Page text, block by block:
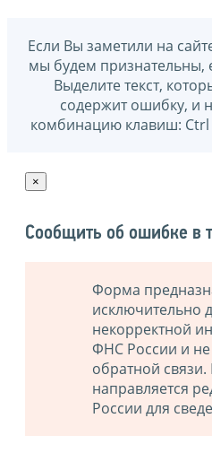
Если Вы заметили на
мы будем признательны,
Выделите текст,
содержит ошибку, и
комбинацию клавиш:
×
Сообщить об ошибке в
Форма
исключительно
некорректной
ФНС России и
обратной
направляется
России для